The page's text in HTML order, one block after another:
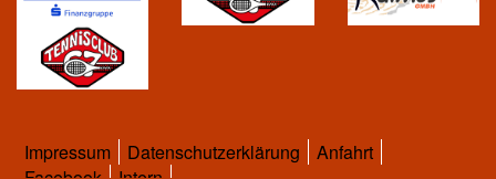
Impressum Datenschutzerklärung
Anfahrt